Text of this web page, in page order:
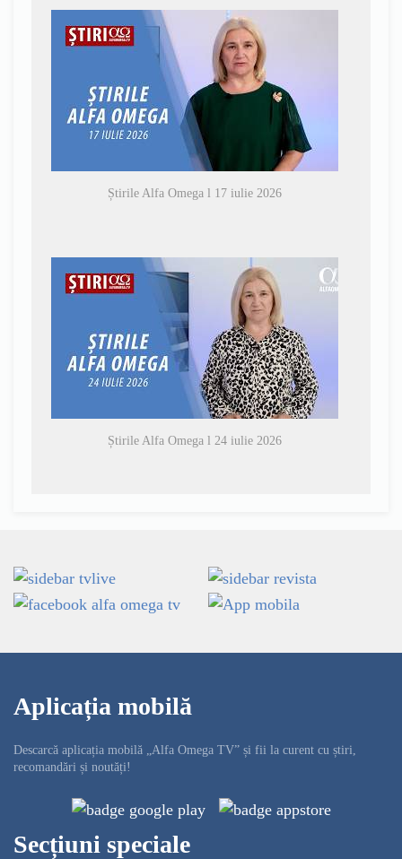
Știrile Alfa Omega l 17 iulie 2026
Știrile Alfa Omega l 24 iulie 2026
Aplicația mobilă
Descarcă aplicația mobilă „Alfa Omega TV” și fii la curent cu știri,
recomandări și noutăți!
Secțiuni speciale